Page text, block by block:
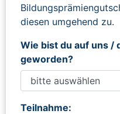
diesen umgehend zu.
Wie bist du auf uns /
geworden?
Teilnahme: